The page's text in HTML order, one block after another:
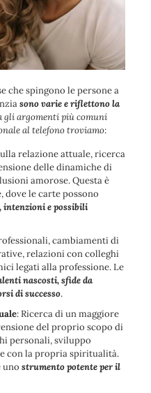
che spingono le persone a
sono varie e riflettono la
gli argomenti più comuni
al telefono troviamo:
relazione attuale, ricerca
delle dinamiche di
amorose. Questa è
dove le carte possono
e possibili
cambiamenti di
relazioni con colleghi
legati alla professione. Le
nascosti, sfide da
di successo.
: Ricerca di un maggiore
del proprio scopo di
personali, sviluppo
con la propria spiritualità.
uno strumento potente per il